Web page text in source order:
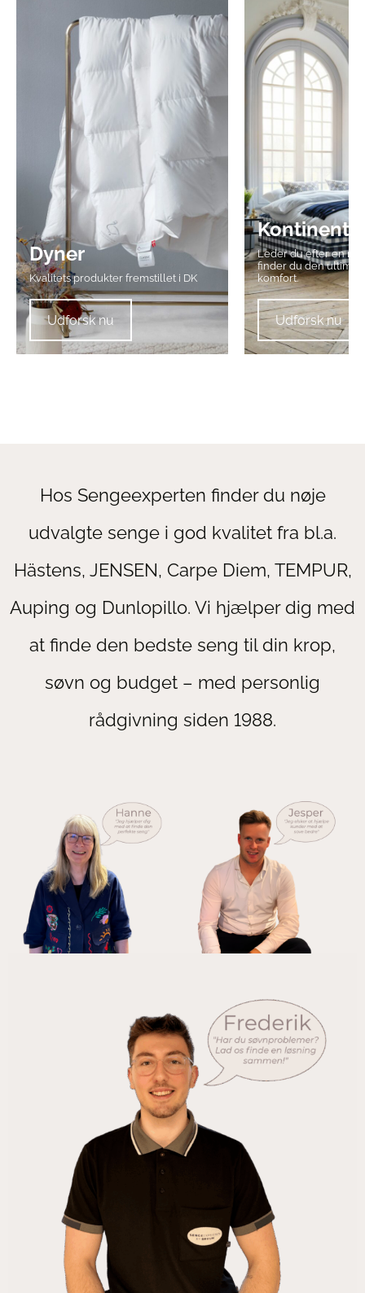
Dyner
Kvalitets produkter fremstillet i DK
Udforsk nu
Leder du efter en ny
finder du den
komfort.
Udforsk nu
Hos Sengeexperten finder du nøje
udvalgte senge i god kvalitet fra bl.a.
Hästens, JENSEN, Carpe Diem, TEMPUR,
Auping og Dunlopillo. Vi hjælper dig med
at finde den bedste seng til din krop,
søvn og budget – med personlig
rådgivning siden 1988.